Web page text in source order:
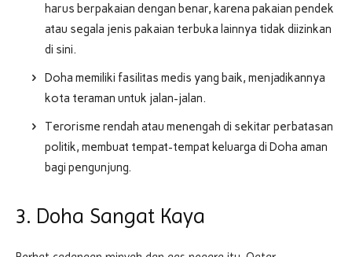
harus berpakaian dengan benar, karena pakaian pendek
atau segala jenis pakaian terbuka lainnya tidak diizinkan
di sini.
Doha memiliki fasilitas medis yang baik, menjadikannya
kota teraman untuk jalan-jalan.
Terorisme rendah atau menengah di sekitar perbatasan
politik, membuat tempat-tempat keluarga di Doha aman
bagi pengunjung.
3. Doha Sangat Kaya